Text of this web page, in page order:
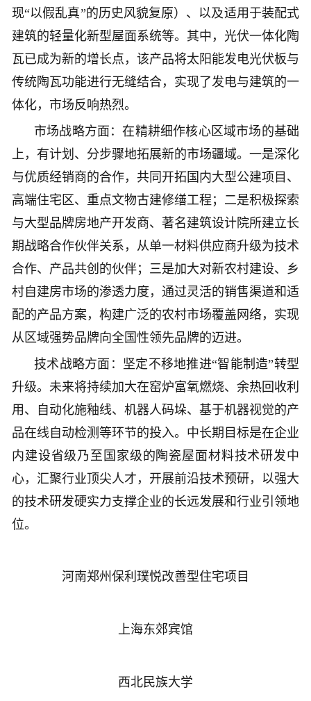
现“以假乱真”的历史风貌复原）、以及适用于装配式
建筑的轻量化新型屋面系统等。其中，光伏一体化陶
瓦已成为新的增长点，该产品将太阳能发电光伏板与
传统陶瓦功能进行无缝结合，实现了发电与建筑的一
体化，市场反响热烈。
市场战略方面：在精耕细作核心区域市场的基础
上，有计划、分步骤地拓展新的市场疆域。一是深化
与优质经销商的合作，共同开拓国内大型公建项目、
高端住宅区、重点文物古建修缮工程；二是积极探索
与大型品牌房地产开发商、著名建筑设计院所建立长
期战略合作伙伴关系，从单一材料供应商升级为技术
合作、产品共创的伙伴；三是加大对新农村建设、乡
村自建房市场的渗透力度，通过灵活的销售渠道和适
配的产品方案，构建广泛的农村市场覆盖网络，实现
从区域强势品牌向全国性领先品牌的迈进。
技术战略方面：坚定不移地推进“智能制造”转型
升级。未来将持续加大在窑炉富氧燃烧、余热回收利
用、自动化施釉线、机器人码垛、基于机器视觉的产
品在线自动检测等环节的投入。中长期目标是在企业
内建设省级乃至国家级的陶瓷屋面材料技术研发中
心，汇聚行业顶尖人才，开展前沿技术预研，以强大
的技术研发硬实力支撑企业的长远发展和行业引领地
位。
河南郑州保利璞悦改善型住宅项目
上海东郊宾馆
西北民族大学